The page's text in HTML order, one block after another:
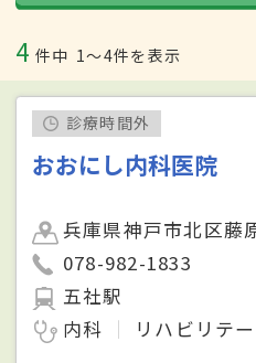
4 件中 1〜4件を表示
診療時間外
おおにし内科医院
兵庫県神戸市北区藤
078-982-1833
五社駅
内科
リハビリテ